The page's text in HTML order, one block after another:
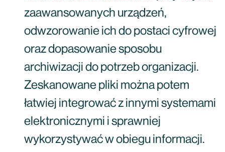
zaawansowanych urządzeń,
odwzorowanie ich do postaci cyfrowej
oraz dopasowanie sposobu
archiwizacji do potrzeb organizacji.
Zeskanowane pliki można potem
łatwiej integrować z innymi systemami
elektronicznymi i sprawniej
wykorzystywać w obiegu informacji.